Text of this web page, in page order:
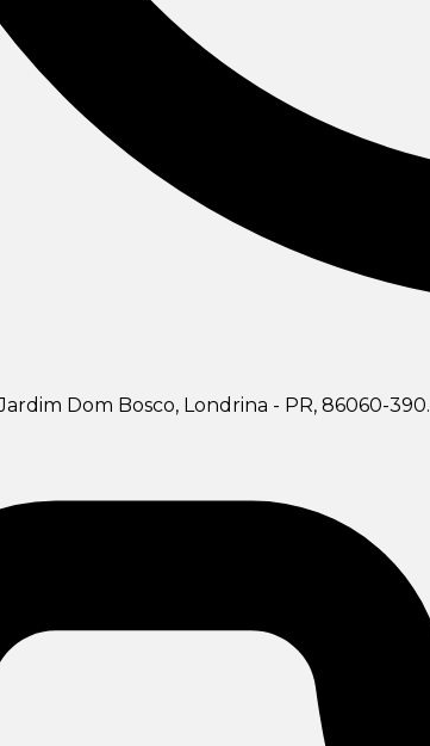
Dom Bosco, Londrina - PR, 86060-390.